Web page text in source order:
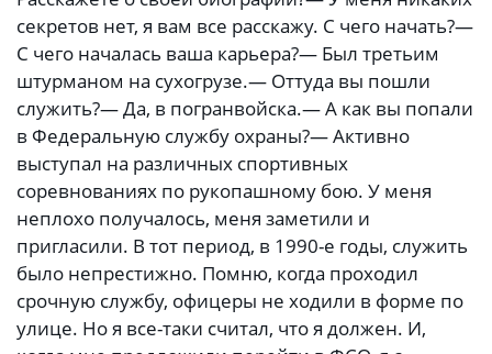
секретов нет, я вам все расскажу. С чего начать?—
С чего началась ваша карьера?— Был третьим
штурманом на сухогрузе.— Оттуда вы пошли
служить?— Да, в погранвойска.— А как вы попали
в Федеральную службу охраны?— Активно
выступал на различных спортивных
соревнованиях по рукопашному бою. У меня
неплохо получалось, меня заметили и
пригласили. В тот период, в 1990-е годы, служить
было непрестижно. Помню, когда проходил
срочную службу, офицеры не ходили в форме по
улице. Но я все-таки считал, что я должен. И,